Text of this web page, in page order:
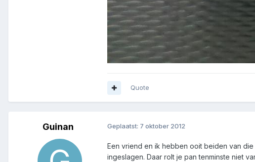
Quote
Guinan Geplaatst: 7 oktober 2012
Een vriend en ik hebben ooit beiden van
ingeslagen. Daar rolt je pan tenminste niet